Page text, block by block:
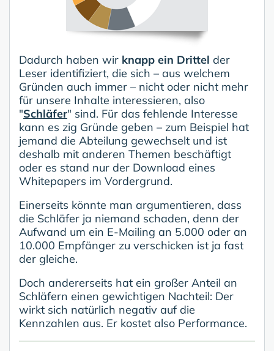
Dadurch haben wir knapp ein Drittel der
Leser identifiziert, die sich – aus welchem
Gründen auch immer – nicht oder nicht mehr
für unsere Inhalte interessieren, also
"Schläfer" sind. Für das fehlende Interesse
kann es zig Gründe geben – zum Beispiel hat
jemand die Abteilung gewechselt und ist
deshalb mit anderen Themen beschäftigt
oder es stand nur der Download eines
Whitepapers im Vordergrund.
Einerseits könnte man argumentieren, dass
die Schläfer ja niemand schaden, denn der
Aufwand um ein E-Mailing an 5.000 oder an
10.000 Empfänger zu verschicken ist ja fast
der gleiche.
Doch andererseits hat ein großer Anteil an
Schläfern einen gewichtigen Nachteil: Der
wirkt sich natürlich negativ auf die
Kennzahlen aus. Er kostet also Performance.